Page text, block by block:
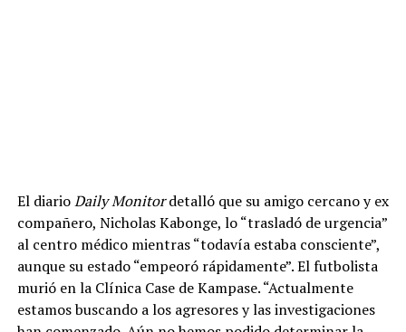
El diarioDaily Monitordetalló que su amigo cercano y ex
compañero, Nicholas Kabonge, lo “trasladó de urgencia”
al centro médico mientras “todavía estaba consciente”,
aunque su estado “empeoró rápidamente”. El futbolista
murió en la Clínica Case de Kampase. “Actualmente
estamos buscando a los agresores y las investigaciones